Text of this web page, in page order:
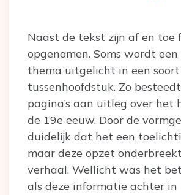
Naast de tekst zijn af en toe
opgenomen. Soms wordt
thema uitgelicht in een soort
tussenhoofdstuk. Zo
pagina’s aan uitleg over het
de 19e eeuw. Door de
duidelijk dat het een
maar deze opzet
verhaal. Wellicht was het
als deze informatie achter in